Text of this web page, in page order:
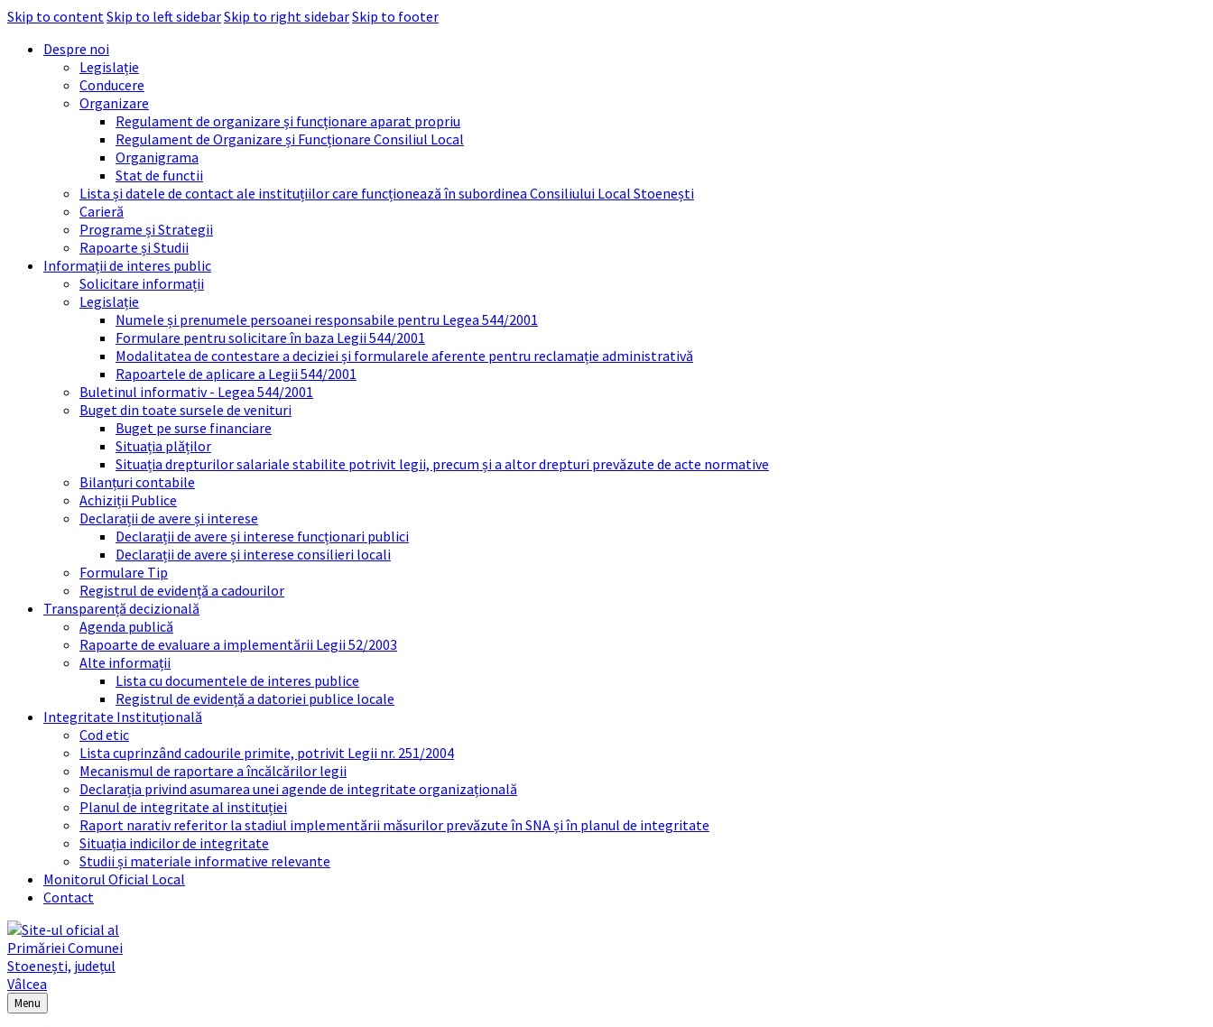
Skip to contentSkip to left sidebarSkip to right sidebarSkip to footer
Despre noi
Legislație
Conducere
Organizare
Regulament de organizare și funcționare aparat propriu
Regulament de Organizare și Funcționare Consiliul Local
Organigrama
Stat de functii
Lista și datele de contact ale instituțiilor care funcționează în subordinea Consiliului Local Stoenești
Carieră
Programe și Strategii
Rapoarte și Studii
Informații de interes public
Solicitare informații
Legislație
Numele și prenumele persoanei responsabile pentru Legea 544/2001
Formulare pentru solicitare în baza Legii 544/2001
Modalitatea de contestare a deciziei și formularele aferente pentru reclamație administrativă
Rapoartele de aplicare a Legii 544/2001
Buletinul informativ - Legea 544/2001
Buget din toate sursele de venituri
Buget pe surse financiare
Situația plăților
Situația drepturilor salariale stabilite potrivit legii, precum și a altor drepturi prevăzute de acte normative
Bilanțuri contabile
Achiziții Publice
Declarații de avere și interese
Declarații de avere și interese funcționari publici
Declarații de avere și interese consilieri locali
Formulare Tip
Registrul de evidență a cadourilor
Transparență decizională
Agenda publică
Rapoarte de evaluare a implementării Legii 52/2003
Alte informații
Lista cu documentele de interes publice
Registrul de evidență a datoriei publice locale
Integritate Instituțională
Cod etic
Lista cuprinzând cadourile primite, potrivit Legii nr. 251/2004
Mecanismul de raportare a încălcărilor legii
Declarația privind asumarea unei agende de integritate organizațională
Planul de integritate al instituției
Raport narativ referitor la stadiul implementării măsurilor prevăzute în SNA și în planul de integritate
Situația indicilor de integritate
Studii și materiale informative relevante
Monitorul Oficial Local
Contact
Menu